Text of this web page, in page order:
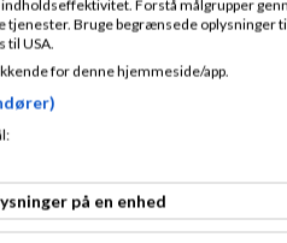
Indlæg ialt: 11
Kenn hawk
Jeg har lavet
Ja, det er ikke
Gætter på du er
Forstå målgrupper
tjenester. Bruge begrænsede oplysninger
til USA.
for denne hjemmeside/app.
på en enhed